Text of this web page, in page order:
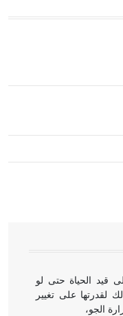
التي ارتبطت
خاصة، حيث يحرص
قيد الحياة حتى لو
لقدرتها على تغيير
الجو،